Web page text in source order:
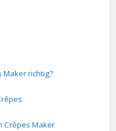
richtig?
Crêpes Maker